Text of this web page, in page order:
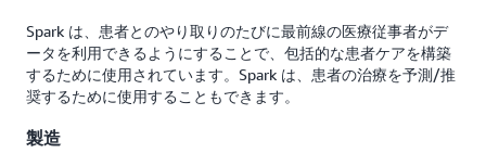
Spark は、患者とのやり取りのたびに最前線の医療従事者がデ
ータを利用できるようにすることで、包括的な患者ケアを構築
するために使用されています。Spark は、患者の治療を予測/推
奨するために使用することもできます。
製造